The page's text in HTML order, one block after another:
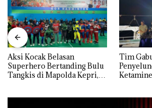
Aksi Kocak Belasan
Superhero Bertanding Bulu
Tangkis di Mapolda Kepri,
Tim Gabungan